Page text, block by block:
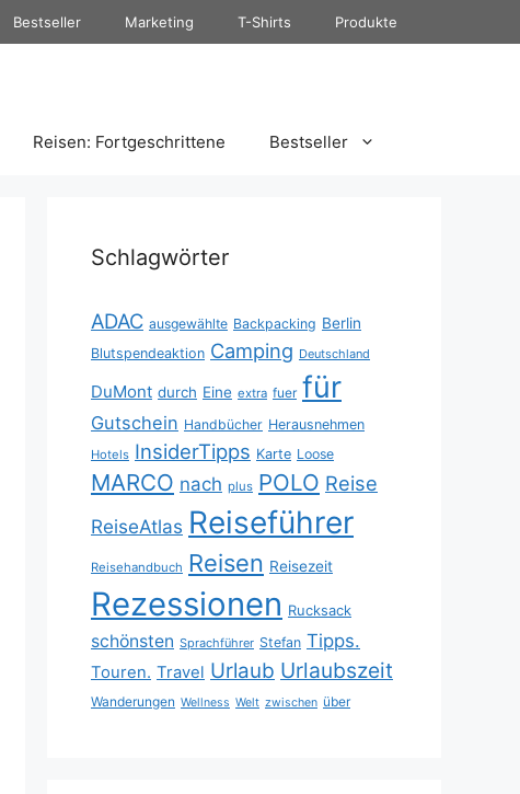
Bestseller Marketing T-Shirts Produkte
Reisen: Fortgeschrittene Bestseller
Schlagwörter
ADAC ausgewählte Backpacking Berlin
Blutspendeaktion Camping Deutschland
DuMont durch Eine extra fuer für
Gutschein Handbücher Herausnehmen
Hotels InsiderTipps Karte Loose
MARCO nach plus POLO Reise
ReiseAtlas Reiseführer
Reisehandbuch Reisen Reisezeit
Rezessionen Rucksack
schönsten Sprachführer Stefan Tipps.
Touren. Travel Urlaub Urlaubszeit
Wanderungen Wellness Welt zwischen über